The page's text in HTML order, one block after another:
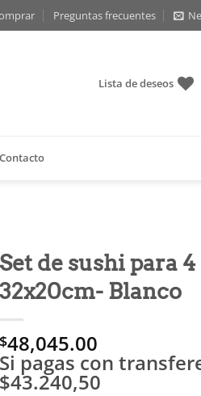
Preguntas frecuentes
Lista de deseos
Set de sushi para
32x20cm- Blanco
$48,045.00
Si pagas con
$43.240,50